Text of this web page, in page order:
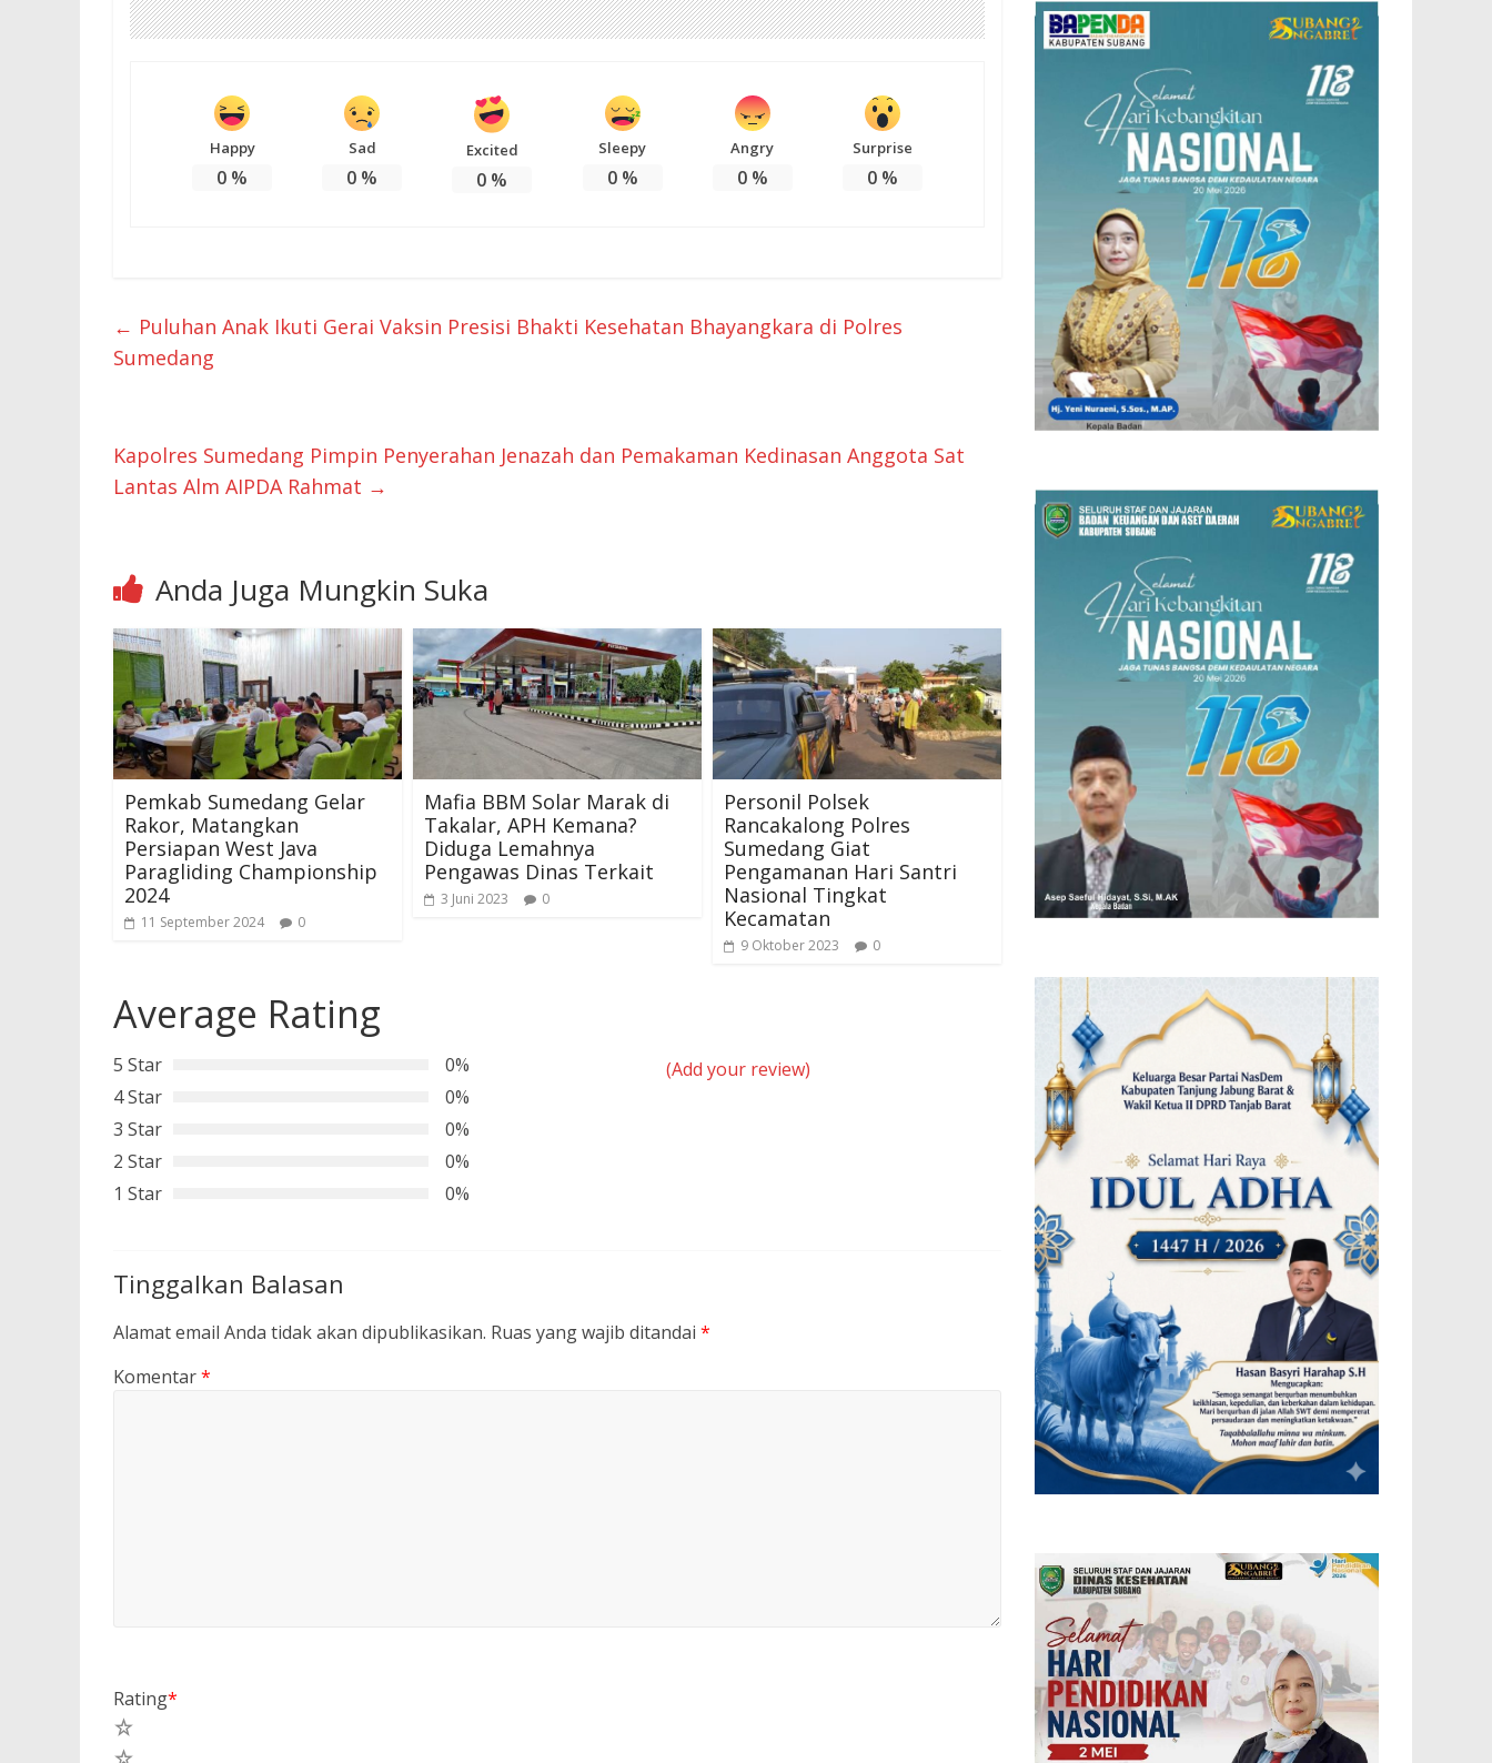
Happy
0 %
Sad
0 %
Excited
0 %
Sleepy
0%
Angry
0%
Surprise
0%
← Puluhan Anak Ikuti Gerai Vaksin Presisi Bhakti Kesehatan Bhayangkara di Polres
Sumedang
Kapolres Sumedang Pimpin Penyerahan Jenazah dan Pemakaman Kedinasan Anggota Sat
Lantas Alm AIPDA Rahmat →
Anda Juga Mungkin Suka
Pemkab Sumedang Gelar
Rakor, Matangkan
Persiapan West Java
Paragliding Championship
2024
11 September 2024 0
Mafia BBM Solar Marak di
Takalar, APH Kemana?
Diduga Lemahnya
Pengawas Dinas Terkait
3 Juni 2023 0
Personil Polsek
Rancakalong Polres
Sumedang Giat
Pengamanan Hari Santri
Nasional Tingkat
Kecamatan
9 Oktober 2023 0
Average Rating
5 Star
0%
4 Star
0%
3 Star
0%
2 Star
0%
1 Star
0%
(Add your review)
Tinggalkan Balasan
Alamat email Anda tidak akan dipublikasikan. Ruas yang wajib ditandai *
Komentar*
Rating*